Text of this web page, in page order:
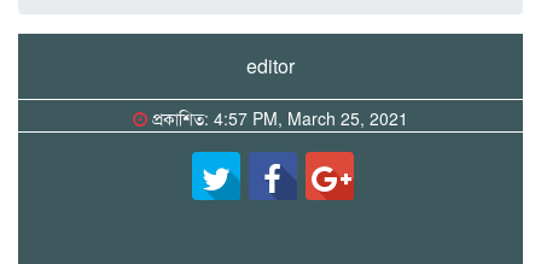
editor
প্রকাশিত: 4:57 PM, March 25, 2021